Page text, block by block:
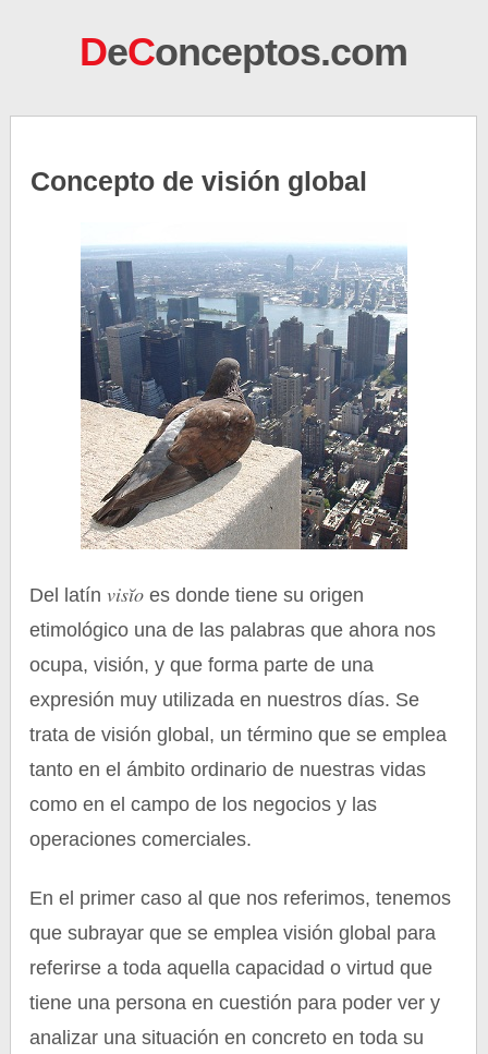
DeConceptos.com
Concepto de visión global
Del latínvisĭoes donde tiene su origen
etimológico una de las palabras que ahora nos
ocupa, visión, y que forma parte de una
expresión muy utilizada en nuestros días. Se
trata de visión global, un término que se emplea
tanto en el ámbito ordinario de nuestras vidas
como en el campo de los negocios y las
operaciones comerciales.
En el primer caso al que nos referimos, tenemos
que subrayar que se emplea visión global para
referirse a toda aquella capacidad o virtud que
tiene una persona en cuestión para poder ver y
analizar una situación en concreto en toda su